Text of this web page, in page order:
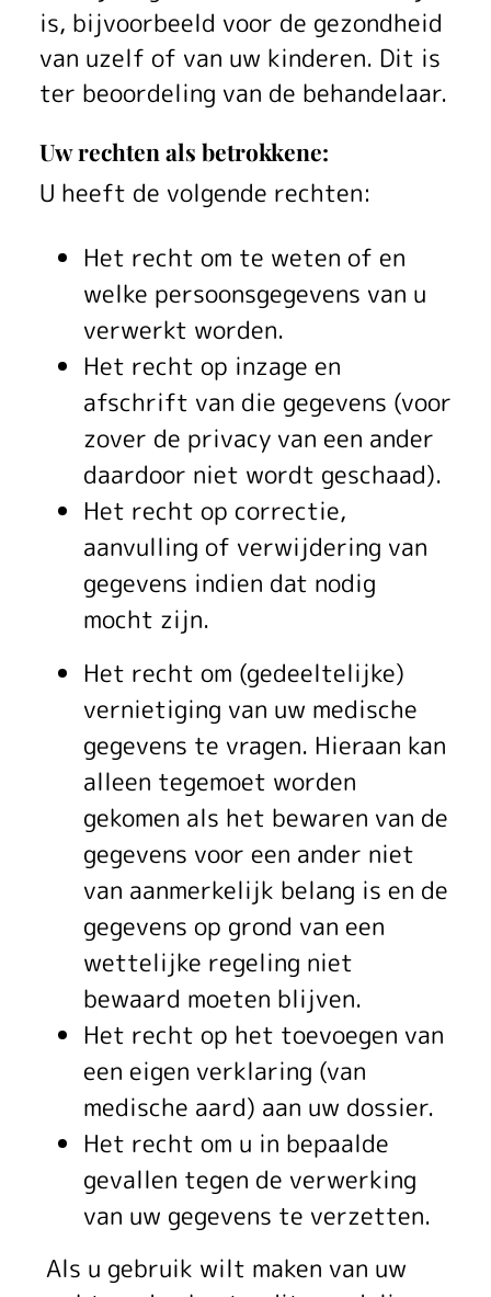
is, bijvoorbeeld voor de gezondheid
van uzelf of van uw kinderen. Dit is
ter beoordeling van de behandelaar.
Uw rechten als betrokkene:
U heeft de volgende rechten:
Het recht om te weten of en
welke persoonsgegevens van u
verwerkt worden.
Het recht op inzage en
afschrift van die gegevens (voor
zover de privacy van een ander
daardoor niet wordt geschaad).
Het recht op correctie,
aanvulling of verwijdering van
gegevens indien dat nodig
mocht zijn.
Het recht om (gedeeltelijke)
vernietiging van uw medische
gegevens te vragen. Hieraan kan
alleen tegemoet worden
gekomen als het bewaren van de
gegevens voor een ander niet
van aanmerkelijk belang is en de
gegevens op grond van een
wettelijke regeling niet
bewaard moeten blijven.
Het recht op het toevoegen van
een eigen verklaring (van
medische aard) aan uw dossier.
Het recht om u in bepaalde
gevallen tegen de verwerking
van uw gegevens te verzetten.
Als u gebruik wilt maken van uw